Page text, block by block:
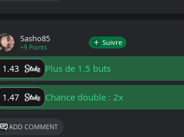
Sasho85
+9 Points
Suivre
1.43 Plus de 1.5 buts
1.47 Chance double : 2x
ADD COMMENT